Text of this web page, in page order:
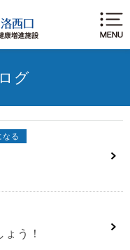
グ
なる
う！